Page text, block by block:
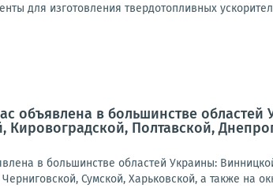
для изготовления твердотопливных
объявлена в большинстве
Кировоградской, Полтавской,
в большинстве областей Украины:
Сумской, Харьковской, а также на